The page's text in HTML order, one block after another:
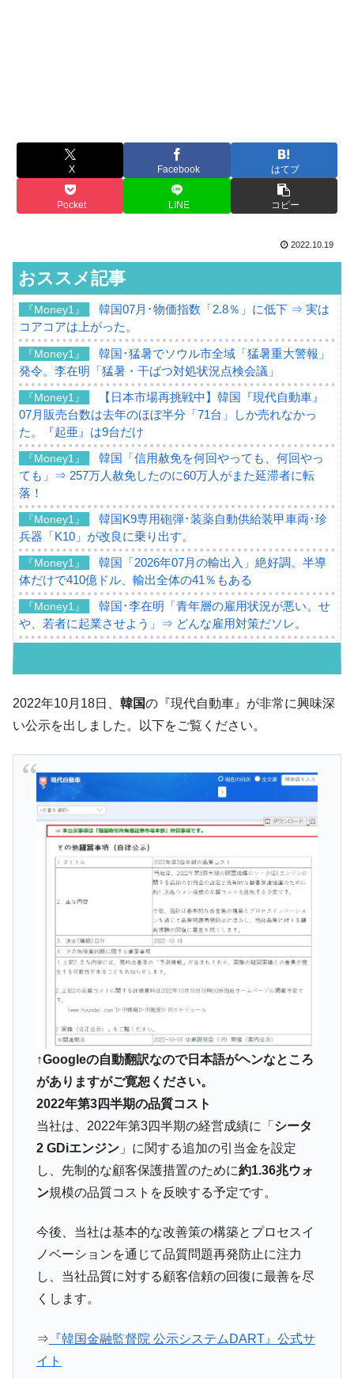
X Facebook はてブ
Pocket LINE コピー
2022.10.19
おススメ記事
『Money1』
韓国07月･物価指数「2.8％」に低下 ⇒ 実は
コアコアは上がった。
『Money1』
韓国･猛暑でソウル市全域「猛暑重大警報」
発令。李在明「猛暑・干ばつ対処状況点検会議」
『Money1』
【日本市場再挑戦中】韓国『現代自動車』
07月販売台数は去年のほぼ半分「71台」しか売れなかっ
た。『起亜』は9台だけ
『Money1』
韓国「信用赦免を何回やっても、何回やっ
ても」⇒ 257万人赦免したのに60万人がまた延滞者に転
落！
『Money1』
韓国K9専用砲弾･装薬自動供給装甲車両･珍
兵器「K10」が改良に乗り出す。
『Money1』
韓国「2026年07月の輸出入」絶好調。半導
体だけで410億ドル、輸出全体の41％もある
『Money1』
韓国･李在明「青年層の雇用状況が悪い。せ
や、若者に起業させよう」⇒ どんな雇用対策だソレ。
韓国「ここは北朝鮮なのか。選管がサーバ
ーにウソのデータを入力したのは明白だ」
言。
『Money1』
韓国は「中国と同じく」投資に不適格な国
だ。
『Money1』
『韓国銀行』が「金の保有量を増やしま
す」⇒「金を経由するドル入手」手段ではないのか？
『Money1』
韓国･外為取引量「1日当たり1,214.4億ド
ル」まで拡大 ⇒ 海外資金の動きに強く左右される状態
韓国･帰ってきた李在明。李在明を支持しな
『Money1』
韓国大統領府ボンクラ政策室長が告発され
た ⇒ 国家が行った恐るべき株価操作であり、空前の国政壟
『Money1』
韓国･警察職員が「丸刈りになって抗議活
『Money1』
中国だけが鉄鋼輸出を異常増加させる ⇒ 中
国の過剰生産が世界を蝕む。
『Money1』
韓国製造業「半導体絶好調」のウラで他業
種は全般的「不調」⇒ PSIが示す現況は決して良くない。
『Money1』
【米韓激突案件】韓国消費者院が『クーパ
ン』1人当たり賠償10万ウォンを認定 ⇒ 総額3兆7,000億
『Money1』 韓国で猛暑。南東部では干ばつ
「KDDX」1番艦、2032年竣工と公示
『Money1』
【対日本円】ウォン安が急進！ 日米の協調
に韓国がいっちょがみしたのでは。
『Money1』
1.9倍！
『Money1』
2022年10月18日、 韓国の『現代自動車』が非常に興味深
い公示を出しました。以下をご覧ください。
↑Googleの自動翻訳なので日本語がヘンなところ
がありますがご寛恕ください。
2022年第3四半期の品質コスト
当社は、2022年第3四半期の経営成績に「 シータ
2 GDiエンジン」に関する追加の引当金を設定
し、先制的な顧客保護措置のために約1.36兆ウォ
ン規模の品質コストを反映する予定です。
今後、当社は基本的な改善策の構築とプロセスイ
ノベーションを通じて品質問題再発防止に注力
し、当社品質に対する顧客信頼の回復に最善を尽
くします。
⇒ 『韓国金融監督院 公示システムDART』公式サ
イト